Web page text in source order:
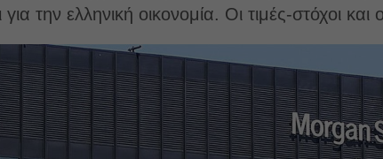
την ελληνική οικονομία. Οι τιμές-στόχοι και